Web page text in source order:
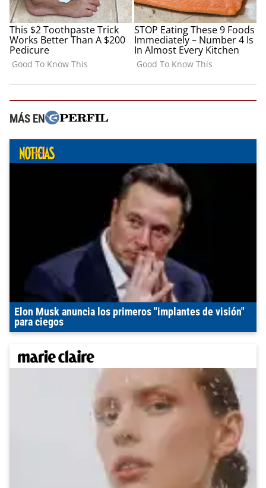
MÁS EN
Elon Musk anuncia los primeros "implantes de visión"
para ciegos